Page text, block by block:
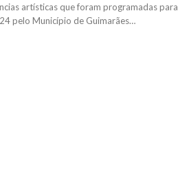
artísticas que foram programadas para
pelo Município de Guimarães…